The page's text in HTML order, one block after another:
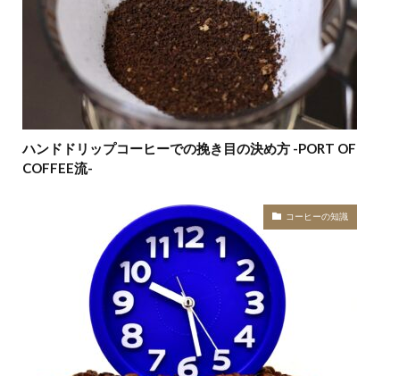
ハンドドリップコーヒーでの挽き目の決め方 -PORT OF
COFFEE流-
コーヒーの知識